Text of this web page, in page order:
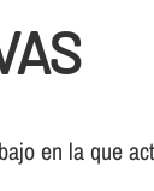
en la que